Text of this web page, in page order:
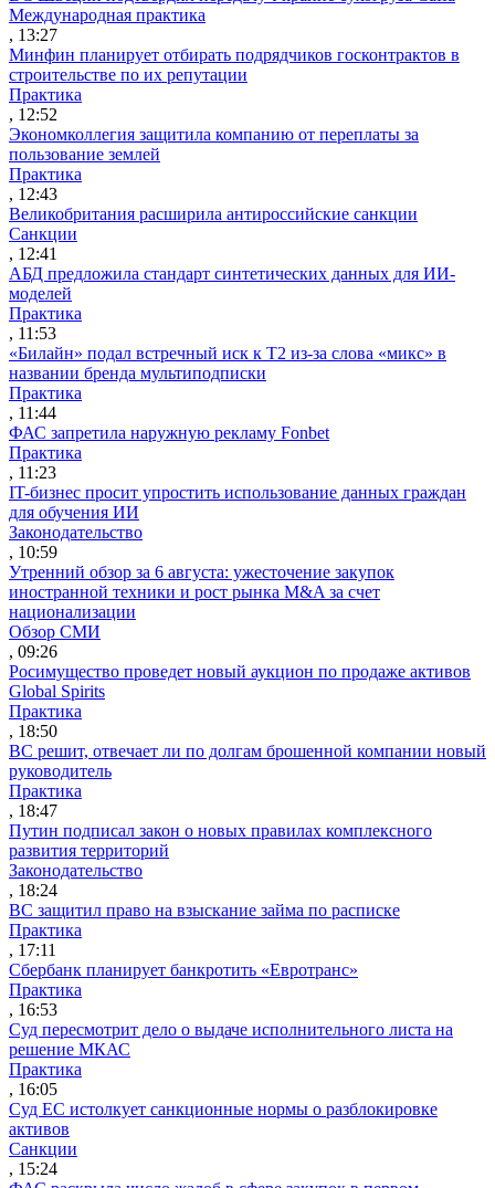
Международная практика
, 13:27
Минфин планирует отбирать подрядчиков госконтрактов в
строительстве по их репутации
Практика
, 12:52
Экономколлегия защитила компанию от переплаты за
пользование землей
Практика
, 12:43
Великобритания расширила антироссийские санкции
Санкции
, 12:41
АБД предложила стандарт синтетических данных для ИИ-
моделей
Практика
, 11:53
«Билайн» подал встречный иск к Т2 из-за слова «микс» в
названии бренда мультиподписки
Практика
, 11:44
ФАС запретила наружную рекламу Fonbet
Практика
, 11:23
IT-бизнес просит упростить использование данных граждан
для обучения ИИ
Законодательство
, 10:59
Утренний обзор за 6 августа: ужесточение закупок
иностранной техники и рост рынка M&A за счет
национализации
Обзор СМИ
, 09:26
Росимущество проведет новый аукцион по продаже активов
Global Spirits
Практика
, 18:50
ВС решит, отвечает ли по долгам брошенной компании новый
руководитель
Практика
, 18:47
Путин подписал закон о новых правилах комплексного
развития территорий
Законодательство
, 18:24
ВС защитил право на взыскание займа по расписке
Практика
, 17:11
Сбербанк планирует банкротить «Евротранс»
Практика
, 16:53
Суд пересмотрит дело о выдаче исполнительного листа на
решение МКАС
Практика
, 16:05
Суд ЕС истолкует санкционные нормы о разблокировке
активов
Санкции
, 15:24